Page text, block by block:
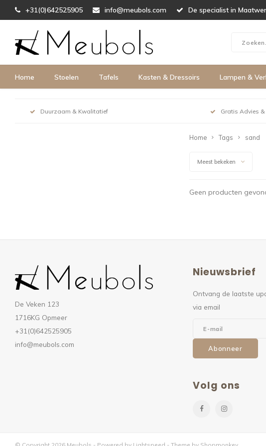
+31(0)642525905 info@meubols.com De specialist in
Home Stoelen Tafels Kasten & Dressoirs Lampen &
Duurzaam & Kwalitatief Gratis Advies &
Home Tags sand
Meest bekeken
Geen producten
De Veken 123
1716KG Opmeer
+31(0)642525905
info@meubols.com
Nieuwsbrief
Ontvang de laatste
via email
Abonneer
Volg ons